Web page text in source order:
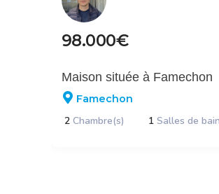
98.000€
Maison située à Famechon
Famechon
2 Chambre(s) 1 Salles de